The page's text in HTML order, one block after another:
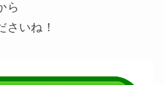
ら
さいね！